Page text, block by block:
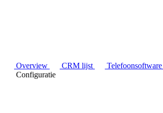
Overview CRM lijst Telefoonsoftware
Configuratie